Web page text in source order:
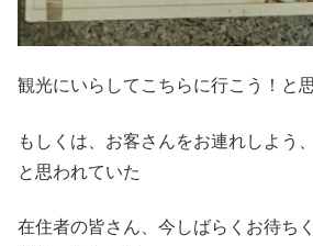
観光にいらしてこちらに行こう！と
もしくは、お客さんをお連れしよう
と思われていた
在住者の皆さん、今しばらくお待ち